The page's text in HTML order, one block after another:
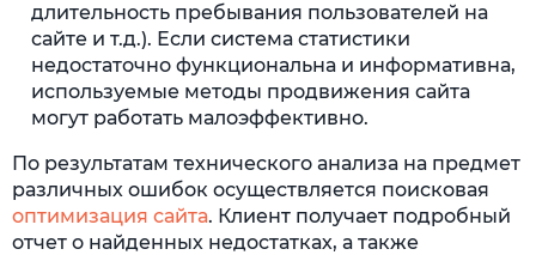
длительность пребывания пользователей на
сайте и т.д.). Если система статистики
недостаточно функциональна и информативна,
используемые методы продвижения сайта
могут работать малоэффективно.
По результатам технического анализа на предмет
различных ошибок осуществляется поисковая
оптимизация сайта. Клиент получает подробный
отчет о найденных недостатках, а также